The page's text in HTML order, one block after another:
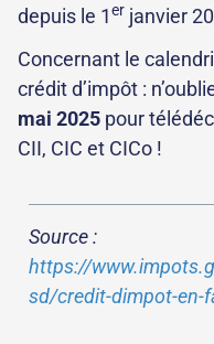
depuis le 1er janvier
Concernant le
crédit d’impôt :
mai 2025 pour
CII, CIC et CICo !
Source :
https://
sd/credit-dimpot-en-